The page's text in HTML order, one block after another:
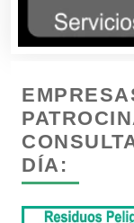
Control
DÍA: